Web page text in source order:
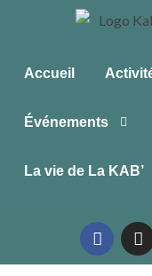
Accueil
Événements
La vie de La KAB’